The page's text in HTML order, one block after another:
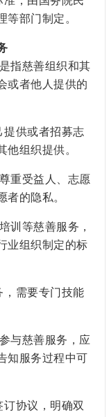
部门制定。
指慈善组织和其
或者他人提供的
提供或者招募志
他组织提供。
重受益人、志愿
者的隐私。
训等慈善服务，
业组织制定的标
，需要专门技能
与慈善服务，应
知服务过程中可
协议，明确双